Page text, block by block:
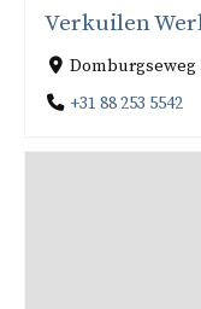
Verkuilen
Domburgseweg
+31 88 253 5542